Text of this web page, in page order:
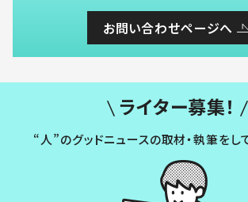
お問い合わせページへ
ライター募集！
“人”のグッドニュースの取材・執筆をし